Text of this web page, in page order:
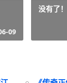
09
没有了！